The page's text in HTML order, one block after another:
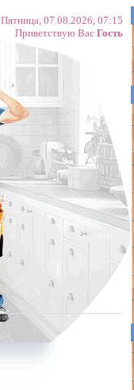
Пятница, 07.08.2026, 07:15
Приветствую Вас Гость